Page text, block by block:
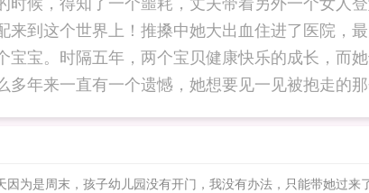
来到这个世界上！推搡中她大出血住进了医院，
宝宝。时隔五年，两个宝贝健康快乐的成长，而
年来一直有一个遗憾，她想要见一见被抱走的那个孩子
为是周末，孩子幼儿园没有开门，我没有办法，只能带她过来